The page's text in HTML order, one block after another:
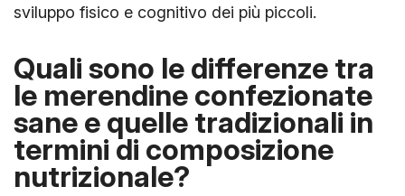
sviluppo fisico e cognitivo dei più piccoli.
Quali sono le differenze tra
le merendine confezionate
sane e quelle tradizionali in
termini di composizione
nutrizionale?